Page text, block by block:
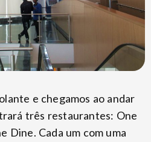
e chegamos ao andar
três restaurantes: One
Dine. Cada um com uma